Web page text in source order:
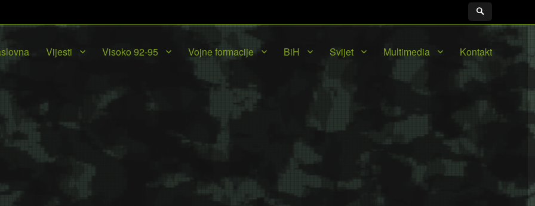
Vijesti Visoko 92-95 Vojne formacije BiH Svijet Multimedia Kontakt